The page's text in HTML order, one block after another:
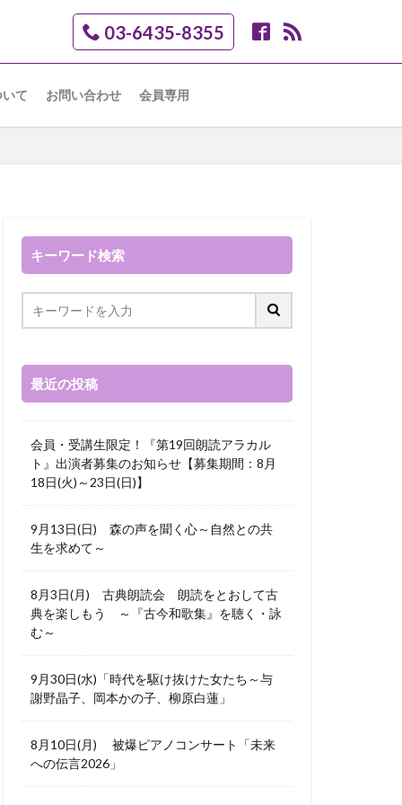
03-6435-8355
て お問い合わせ 会員専用
キーワード検索
最近の投稿
会員・受講生限定！『第19回朗読アラカル
ト』出演者募集のお知らせ【募集期間：8月
18日(火)～23日(日)】
9月13日(日) 森の声を聞く心～自然との共
生を求めて～
8月3日(月) 古典朗読会 朗読をとおして古
典を楽しもう ～『古今和歌集』を聴く・詠
む～
9月30日(水)「時代を駆け抜けた女たち～与
謝野晶子、岡本かの子、柳原白蓮」
8月10日(月) 被爆ピアノコンサート「未来
への伝言2026」